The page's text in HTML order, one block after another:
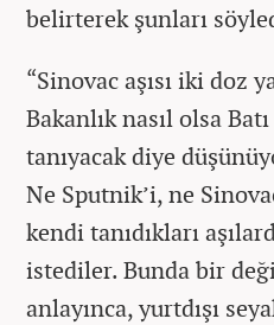
belirterek şunları
“Sinovac aşısı iki doz
Bakanlık nasıl olsa
tanıyacak diye
Ne Sputnik’i, ne
kendi tanıdıkları
istediler. Bunda bir
anlayınca, yurtdışı